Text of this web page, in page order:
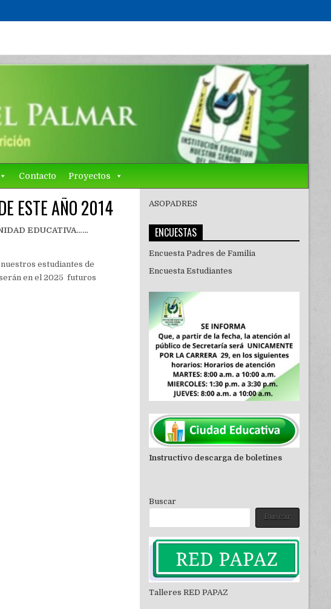
Contacto Proyectos
ESTE AÑO 2014
EDUCATIVA……
estudiantes de
en el 2025 futuros
ASOPADRES
ENCUESTAS
Encuesta Padres de Familia
Encuesta Estudiantes
Instructivo descarga de boletines
Buscar
Buscar
Talleres RED PAPAZ